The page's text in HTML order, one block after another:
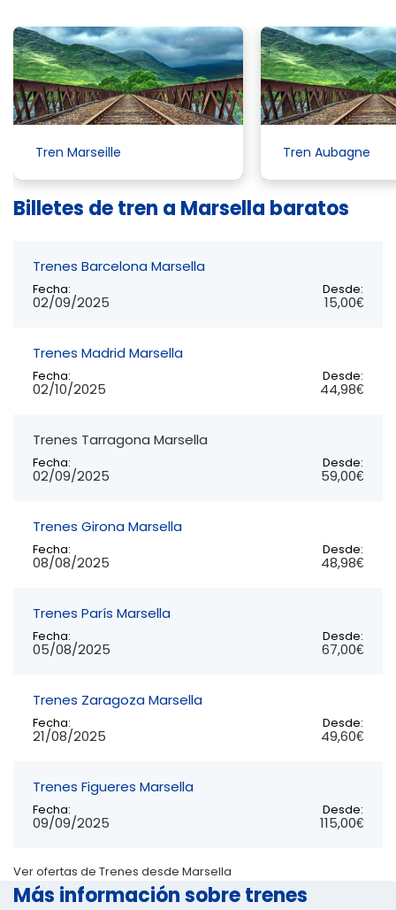
Tren Marseille Tren Aubagne
Billetes de tren a Marsella baratos
Trenes Barcelona Marsella
Fecha:
02/09/2025
Desde:
15,00€
Trenes Madrid Marsella
Fecha:
02/10/2025
Desde:
44,98€
Trenes Tarragona Marsella
Fecha:
02/09/2025
Desde:
59,00€
Trenes Girona Marsella
Fecha:
08/08/2025
Desde:
48,98€
Trenes París Marsella
Fecha:
05/08/2025
Desde:
67,00€
Trenes Zaragoza Marsella
Fecha:
21/08/2025
Desde:
49,60€
Trenes Figueres Marsella
Fecha:
09/09/2025
Desde:
115,00€
Ver ofertas de Trenes desde Marsella
Más información sobre trenes